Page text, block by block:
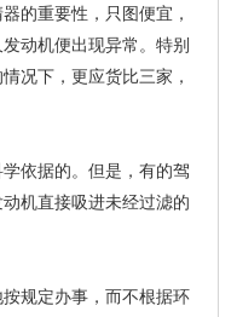
的重要性，只图便宜，
动机便出现异常。特别
况下，更应货比三家，
依据的。但是，有的驾
机直接吸进未经过滤的
规定办事，而不根据环